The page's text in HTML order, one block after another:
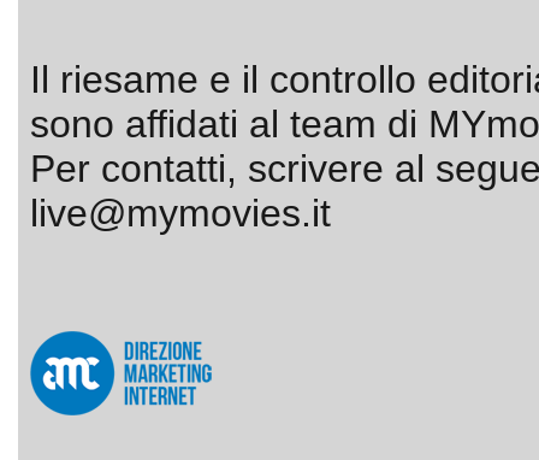
Il riesame e il controllo
sono affidati al team di
Per contatti, scrivere al
live@mymovies.it